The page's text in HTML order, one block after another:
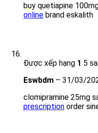
buy quetiapine
online brand eskalith
Được xếp hạng 1 5
Eswbdm – 31/03/
clomipramine 25mg
prescription order